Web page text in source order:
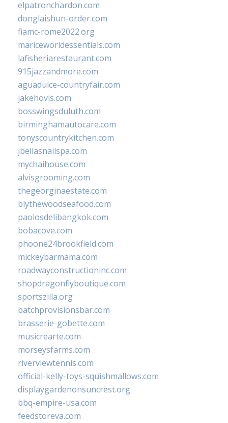
elpatronchardon.com
donglaishun-order.com
fiamc-rome2022.org
mariceworldessentials.com
lafisheriarestaurant.com
915jazzandmore.com
aguadulce-countryfair.com
jakehovis.com
bosswingsduluth.com
birminghamautocare.com
tonyscountrykitchen.com
jbellasnailspa.com
mychaihouse.com
alvisgrooming.com
thegeorginaestate.com
blythewoodseafood.com
paolosdelibangkok.com
bobacove.com
phoone24brookfield.com
mickeybarmama.com
roadwayconstructioninc.com
shopdragonflyboutique.com
sportszilla.org
batchprovisionsbar.com
brasserie-gobette.com
musicrearte.com
morseysfarms.com
riverviewtennis.com
official-kelly-toys-squishmallows.com
displaygardenonsuncrest.org
bbq-empire-usa.com
feedstoreva.com